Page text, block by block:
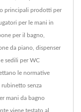
principali prodotti per
per le mani in
per il bagno,
da piano, dispenser
sedili per WC
le normative
rubinetto senza
mani da bagno
viene testato al